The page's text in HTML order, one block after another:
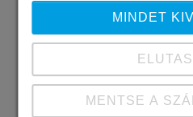
MINDET
MENTSE A